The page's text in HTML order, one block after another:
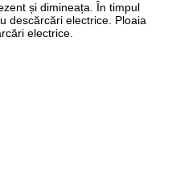
și dimineața. În timpul
descărcări electrice. Ploaia
electrice.